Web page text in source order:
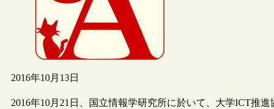
2016年10月13日
2016年10月21日、国立情報学研究所に於いて、大学ICT推